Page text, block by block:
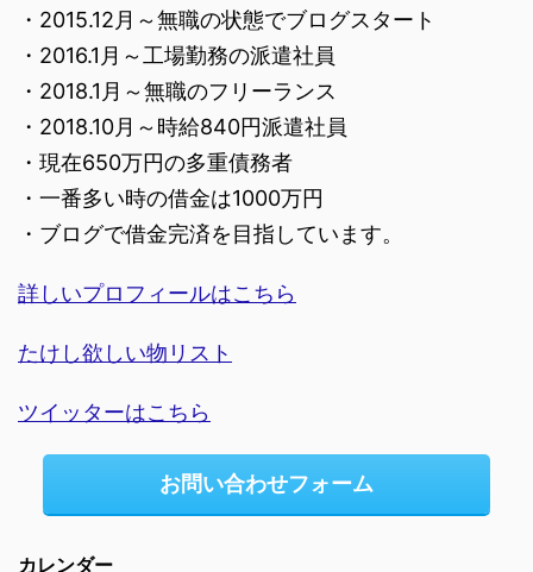
・2015.12月～無職の状態でブログスタート
・2016.1月～工場勤務の派遣社員
・2018.1月～無職のフリーランス
・2018.10月～時給840円派遣社員
・現在650万円の多重債務者
・一番多い時の借金は1000万円
・ブログで借金完済を目指しています。
詳しいプロフィールはこちら
たけし欲しい物リスト
ツイッターはこちら
お問い合わせフォーム
カレンダー